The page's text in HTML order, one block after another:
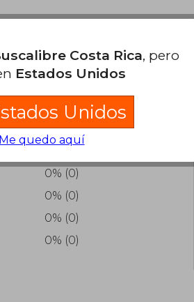
Inicia sesiónpara poder
evaluación.
0% (0)
0% (0)
0% (0)
0% (0)
Costa Rica, pero
Estados Unidos
Unidos
Me quedo aquí